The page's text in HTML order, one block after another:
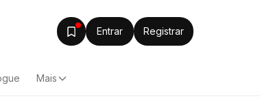
Entrar Registrar
Mais